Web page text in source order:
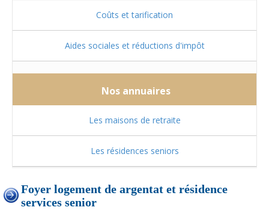
Coûts et tarification
Aides sociales et réductions d'impôt
Nos annuaires
Les maisons de retraite
Les résidences seniors
Foyer logement de argentat et résidence
services senior